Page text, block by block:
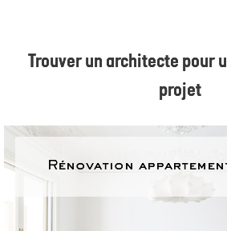
Trouver un architecte pour
projet
Rénovation